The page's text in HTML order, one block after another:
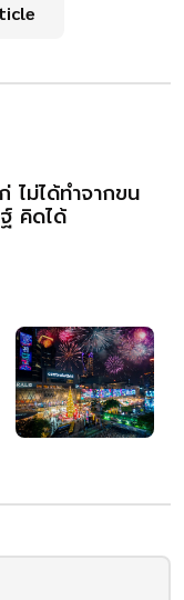
ไม่ได้ทำจากขน
คิดได้